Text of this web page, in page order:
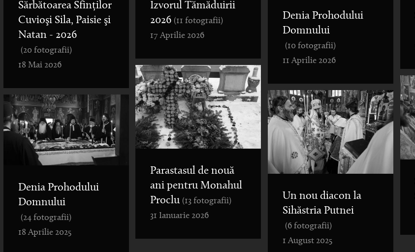
Sărbătoarea Sfinților
Cuvioşi Sila, Paisie şi
Natan - 2026
(20 fotografii)
18 Mai 2026
Izvorul Tămăduirii
2026 (11 fotografii)
17 Aprilie 2026
Denia Prohodului
Domnului
(10 fotografii)
11 Aprilie 2026
Parastasul de nouă
ani pentru Monahul
Proclu (13 fotografii)
31 Ianuarie 2026
Un nou diacon la
Sihăstria Putnei
(6 fotografii)
1 August 2025
Denia Prohodului
Domnului
(24 fotografii)
18 Aprilie 2025